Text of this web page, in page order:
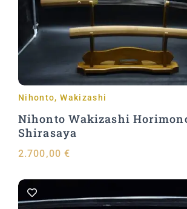
Aggiungi al carrello
Nihonto, Wakizashi
Nihonto Wakizashi
Shirasaya
2.700,00 €